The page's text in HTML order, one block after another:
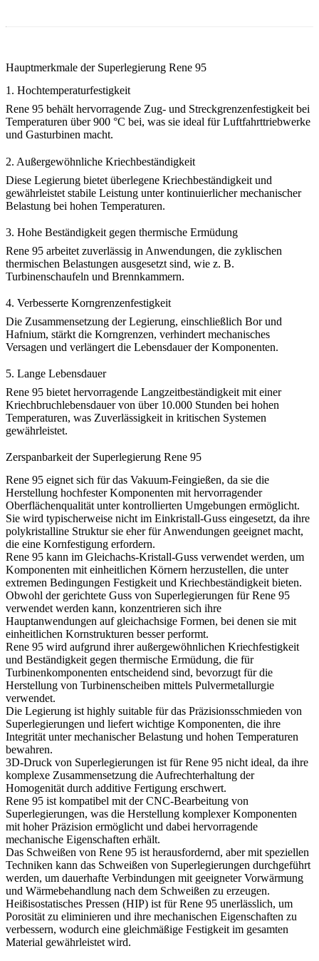
Hauptmerkmale der Superlegierung Rene 95
1. Hochtemperaturfestigkeit
Rene 95 behält hervorragende Zug- und Streckgrenzenfestigkeit bei
Temperaturen über 900 °C bei, was sie ideal für Luftfahrttriebwerke
und Gasturbinen macht.
2. Außergewöhnliche Kriechbeständigkeit
Diese Legierung bietet überlegene Kriechbeständigkeit und
gewährleistet stabile Leistung unter kontinuierlicher mechanischer
Belastung bei hohen Temperaturen.
3. Hohe Beständigkeit gegen thermische Ermüdung
Rene 95 arbeitet zuverlässig in Anwendungen, die zyklischen
thermischen Belastungen ausgesetzt sind, wie z. B.
Turbinenschaufeln und Brennkammern.
4. Verbesserte Korngrenzenfestigkeit
Die Zusammensetzung der Legierung, einschließlich Bor und
Hafnium, stärkt die Korngrenzen, verhindert mechanisches
Versagen und verlängert die Lebensdauer der Komponenten.
5. Lange Lebensdauer
Rene 95 bietet hervorragende Langzeitbeständigkeit mit einer
Kriechbruchlebensdauer von über 10.000 Stunden bei hohen
Temperaturen, was Zuverlässigkeit in kritischen Systemen
gewährleistet.
Zerspanbarkeit der Superlegierung Rene 95
Rene 95 eignet sich für das Vakuum-Feingießen, da sie die
Herstellung hochfester Komponenten mit hervorragender
Oberflächenqualität unter kontrollierten Umgebungen ermöglicht.
Sie wird typischerweise nicht im Einkristall-Guss eingesetzt, da ihre
polykristalline Struktur sie eher für Anwendungen geeignet macht,
die eine Kornfestigung erfordern.
Rene 95 kann im Gleichachs-Kristall-Guss verwendet werden, um
Komponenten mit einheitlichen Körnern herzustellen, die unter
extremen Bedingungen Festigkeit und Kriechbeständigkeit bieten.
Obwohl der gerichtete Guss von Superlegierungen für Rene 95
verwendet werden kann, konzentrieren sich ihre
Hauptanwendungen auf gleichachsige Formen, bei denen sie mit
einheitlichen Kornstrukturen besser performt.
Rene 95 wird aufgrund ihrer außergewöhnlichen Kriechfestigkeit
und Beständigkeit gegen thermische Ermüdung, die für
Turbinenkomponenten entscheidend sind, bevorzugt für die
Herstellung von Turbinenscheiben mittels Pulvermetallurgie
verwendet.
Die Legierung ist highly suitable für das Präzisionsschmieden von
Superlegierungen und liefert wichtige Komponenten, die ihre
Integrität unter mechanischer Belastung und hohen Temperaturen
bewahren.
3D-Druck von Superlegierungen ist für Rene 95 nicht ideal, da ihre
komplexe Zusammensetzung die Aufrechterhaltung der
Homogenität durch additive Fertigung erschwert.
Rene 95 ist kompatibel mit derCNC-Bearbeitung von
Superlegierungen, was die Herstellung komplexer Komponenten
mit hoher Präzision ermöglicht und dabei hervorragende
mechanische Eigenschaften erhält.
Das Schweißen von Rene 95 ist herausfordernd, aber mit speziellen
Techniken kann das Schweißen von Superlegierungen durchgeführt
werden, um dauerhafte Verbindungen mit geeigneter Vorwärmung
und Wärmebehandlung nach dem Schweißen zu erzeugen.
Heißisostatisches Pressen (HIP) ist für Rene 95 unerlässlich, um
Porosität zu eliminieren und ihre mechanischen Eigenschaften zu
verbessern, wodurch eine gleichmäßige Festigkeit im gesamten
Material gewährleistet wird.